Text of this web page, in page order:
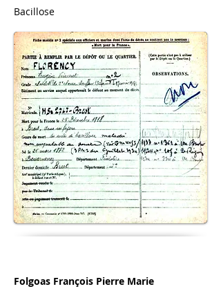
Bacillose
Folgoas François Pierre Marie